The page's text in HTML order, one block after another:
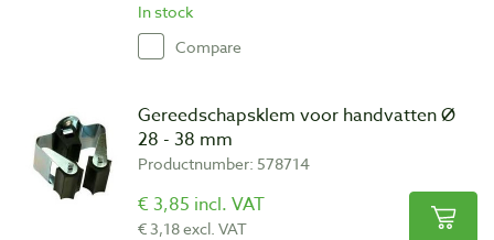
In stock
Compare
Gereedschapsklem voor handvatten Ø
28 - 38 mm
Productnumber: 578714
€ 3,85 incl. VAT
€ 3,18 excl. VAT